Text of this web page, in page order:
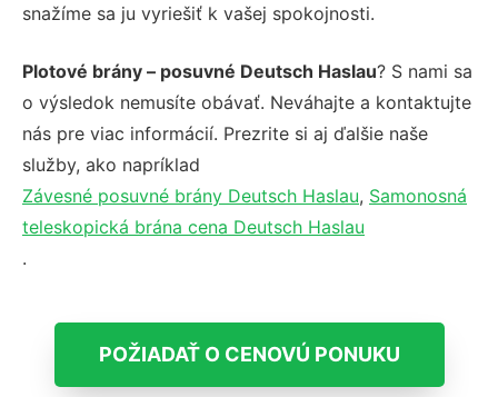
snažíme sa ju vyriešiť k vašej spokojnosti.
Plotové brány – posuvné Deutsch Haslau? S nami sa
o výsledok nemusíte obávať. Neváhajte a kontaktujte
nás pre viac informácií. Prezrite si aj ďalšie naše
služby, ako napríklad
Závesné posuvné brány Deutsch Haslau, Samonosná
teleskopická brána cena Deutsch Haslau
.
POŽIADAŤ O CENOVÚ PONUKU